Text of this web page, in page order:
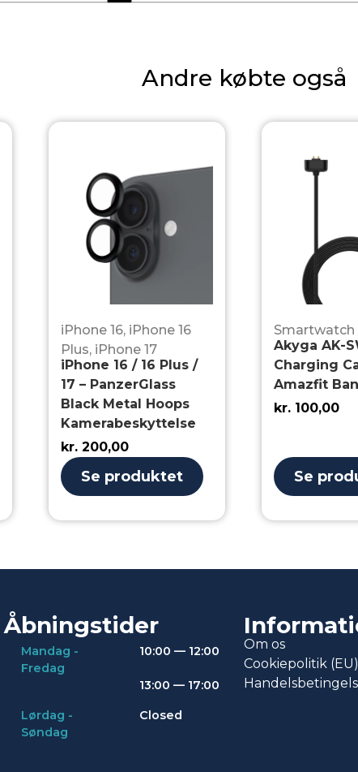
Andre købte også
iPhone 16, iPhone 16
Plus, iPhone 17
iPhone 16 / 16 Plus /
17 – PanzerGlass
Black Metal Hoops
Kamerabeskyttelse
kr. 200,00
Se produktet
Smartwatch
Akyga AK-
Charging
Amazfit
kr. 100,00
Se
Åbningstider
Mandag -
Fredag
10:00 — 12:00
13:00 — 17:00
Lørdag -
Søndag
Closed
Om os
Cookiepolitik (EU)